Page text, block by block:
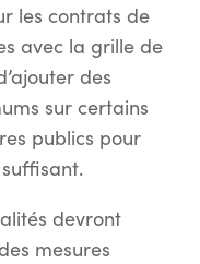
les contrats de
avec la grille de
des
sur certains
publics pour
devront
mesures